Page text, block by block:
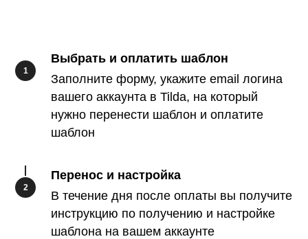
Выбрать и оплатить шаблон
Заполните форму, укажите email логина
вашего аккаунта в Tilda, на который
нужно перенести шаблон и оплатите
шаблон
Перенос и настройка
В течение дня после оплаты вы получите
инструкцию по получению и настройке
шаблона на вашем аккаунте